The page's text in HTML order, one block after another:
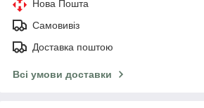
Нова Пошта
Самовивіз
Доставка поштою
Всі умови доставки